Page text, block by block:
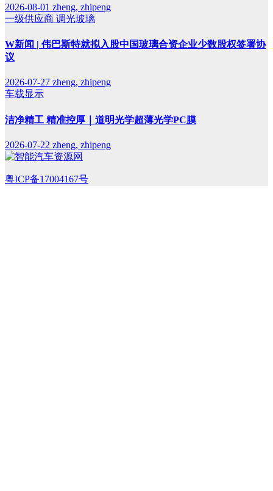
2026-08-01 zheng, zhipeng
一级供应商 调光玻璃
W新闻 | 伟巴斯特就拟入股中国玻璃合资企业少数股权签署协
议
2026-07-27 zheng, zhipeng
车载显示
洁净精工 精准控厚｜道明光学超薄光学PC膜
2026-07-22 zheng, zhipeng
粤ICP备17004167号